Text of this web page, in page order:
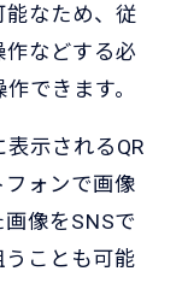
能なため、従
作などする必
できます。
示されるQR
フォンで画像
像をSNSで
ことも可能